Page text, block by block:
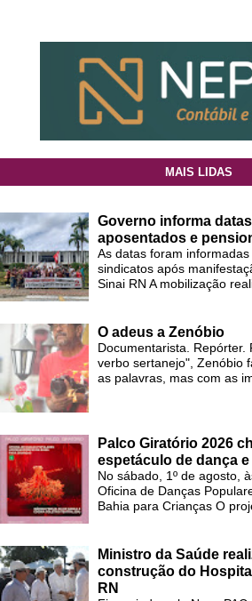
MAIS LIDAS
Governo informa
aposentados e
As datas foram
sindicatos após
Sinai RN A mobilização
O adeus a Zenóbio
Documentarista. Repórter.
verbo sertanejo", Zenóbio
as palavras, mas com as
Palco Giratório 2026
espetáculo de dança
No sábado, 1º de agosto,
Oficina de Danças
Bahia para Crianças O
Ministro da Saúde
construção do
RN